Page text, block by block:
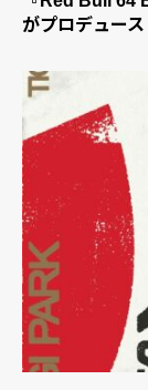
がプロデュース